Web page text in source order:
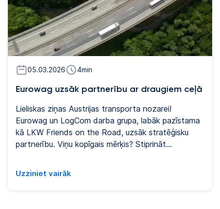
05.03.2026 4min
Eurowag uzsāk partnerību ar draugiem ceļā
Lieliskas ziņas Austrijas transporta nozarei!
Eurowag un LogCom darba grupa, labāk pazīstama
kā LKW Friends on the Road, uzsāk stratēģisku
partnerību. Viņu kopīgais mērķis? Stiprināt
Uzziniet vairāk